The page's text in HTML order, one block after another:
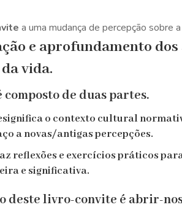
a uma mudança de percepção sobre
e aprofundamento
vida.
composto de duas partes.
o contexto cultural
a novas/antigas percepções.
reflexões e exercícios práticos
e significativa.
deste livro-convite é abrir-